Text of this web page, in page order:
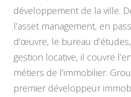
développement de la ville.
l’asset management, en
d‘œuvre, le bureau
gestion locative, il couvre
métiers de l’immobilier.
premier développeur